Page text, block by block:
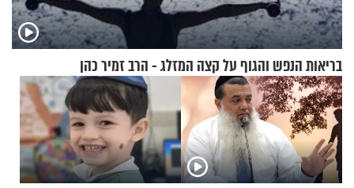
בריאות הנפש והגוף על קצה המזלג - הרב זמיר כהן